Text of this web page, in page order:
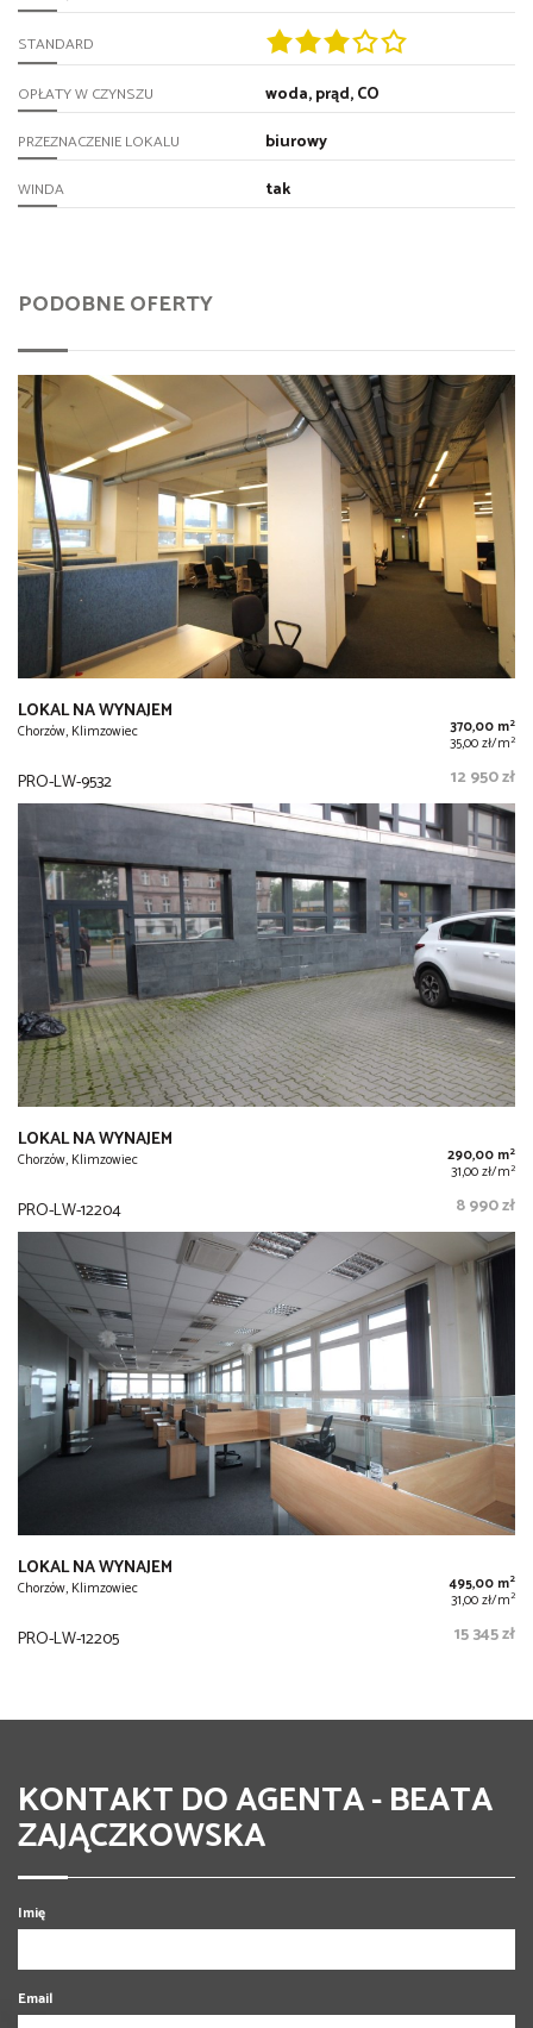
STANDARD
OPŁATY W CZYNSZU woda, prąd, CO
PRZEZNACZENIE LOKALU biurowy
WINDA tak
PODOBNE OFERTY
LOKAL NA WYNAJEM
Chorzów, Klimzowiec 370,00 m2
35,00 zł/m2
PRO-LW-9532 12 950 zł
LOKAL NA WYNAJEM
Chorzów, Klimzowiec 290,00 m2
31,00 zł/m2
PRO-LW-12204 8 990 zł
LOKAL NA WYNAJEM
Chorzów, Klimzowiec 495,00 m2
31,00 zł/m2
PRO-LW-12205 15 345 zł
KONTAKT DO AGENTA - BEATA
ZAJĄCZKOWSKA
Imię
Email